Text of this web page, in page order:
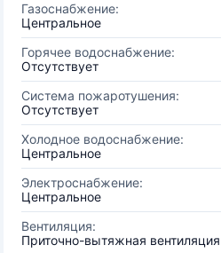
Газоснабжение:
Центральное
Горячее водоснабжение:
Отсутствует
Система пожаротушения:
Отсутствует
Холодное водоснабжение:
Центральное
Электроснабжение:
Центральное
Вентиляция:
Приточно-вытяжная вентиляция